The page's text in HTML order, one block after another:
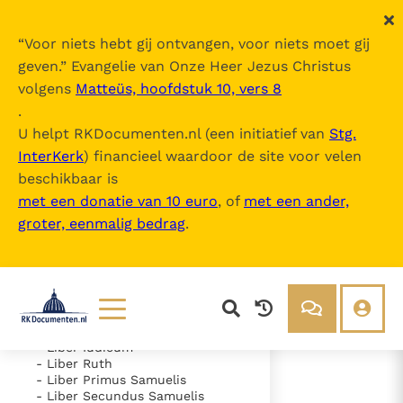
“Voor niets hebt gij ontvangen, voor niets moet gij
geven.” Evangelie van Onze Heer Jezus Christus
volgens Matteüs, hoofdstuk 10, vers 8
.
U helpt RKDocumenten.nl (een initiatief van Stg.
InterKerk) financieel waardoor de site voor velen
beschikbaar is
met een donatie van 10 euro, of met een ander,
groter, eenmalig bedrag.
Lezen
Documenten
Over ons
Nova Vulgata
Inhoudsopgave
uitklappen
- Vetus Testamentum
- Liber Exodus
- Liber Numeri
- Liber Deuteronomii
- Liber Iudicum
- Liber Ruth
- Liber Primus Samuelis
- Liber Secundus Samuelis
- Caput 25